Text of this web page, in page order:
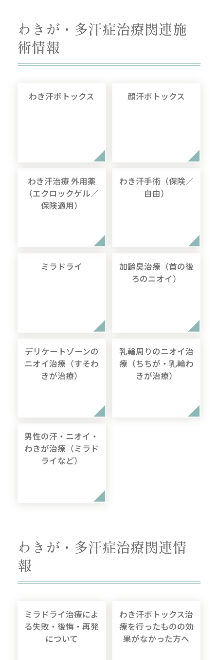
わきが・多汗症治療関連施
術情報
わき汗ボトックス 顔汗ボトックス
わき汗治療 外用薬
（エクロックゲル／
保険適用）
わき汗手術（保険／
自由）
ミラドライ
加齢臭治療（首の後
ろのニオイ）
デリケートゾーンの
ニオイ治療（すそわ
きが治療）
乳輪周りのニオイ治
療（ちちが・乳輪わ
きが治療）
男性の汗・ニオイ・
わきが治療（ミラド
ライなど）
わきが・多汗症治療関連情
報
ミラドライ治療によ
る失敗・後悔・再発
について
わき汗ボトックス治
療を行ったものの効
果がなかった方へ